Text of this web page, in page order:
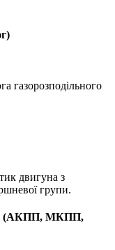
газорозподільного
двигуна з
групи.
(АКПП, МКПП,